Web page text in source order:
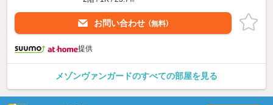
お問い合わせ （無料）
提供
メゾンヴァンガードのすべての部屋を見る